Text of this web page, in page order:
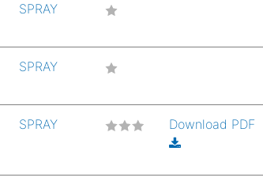
SPRAY
SPRAY
SPRAY Download PDF